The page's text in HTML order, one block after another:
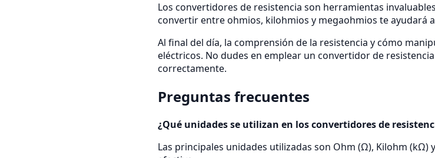
Los convertidores de resistencia son herramientas
convertir entre ohmios, kilohmios y megaohmios te ayudará
Al final del día, la comprensión de la resistencia y cómo
eléctricos. No dudes en emplear un convertidor de
correctamente.
Preguntas frecuentes
¿Qué unidades se utilizan en los convertidores de
Las principales unidades utilizadas son Ohm (Ω), Kilohm